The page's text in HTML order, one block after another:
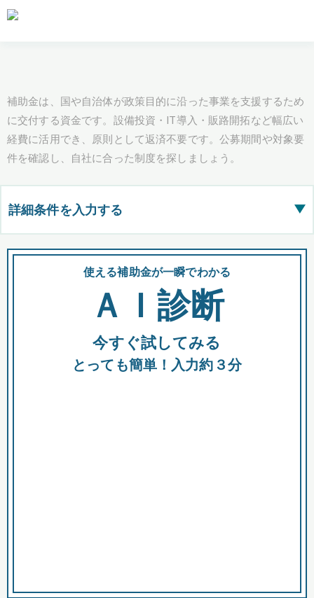
補助金は、国や自治体が政策目的に沿った事業を支援するため
に交付する資金です。設備投資・IT導入・販路開拓など幅広い
経費に活用でき、原則として返済不要です。公募期間や対象要
件を確認し、自社に合った制度を探しましょう。
詳細条件を入力する ▶
都道府県
全国の検索結果を含めて表示
助成金 融資 出資
使える補助金が一瞬でわかる
ＡＩ診断
今すぐ試してみる
とっても簡単！入力約３分